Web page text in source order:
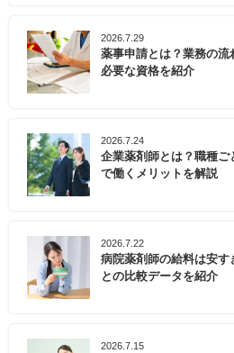
2026.7.29
薬事申請とは？業務の流
必要な資格を紹介
2026.7.24
企業薬剤師とは？職種
で働くメリットを解説
2026.7.22
病院薬剤師の給料は安
との比較データを紹介
2026.7.15